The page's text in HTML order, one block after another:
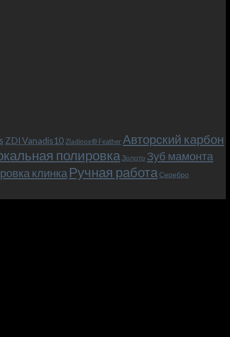
ZDI Vanadis10 Zladinox® FeatherАвторский карбон
полировка Золото Зуб мамонта
клинкаРучная работа Серебро